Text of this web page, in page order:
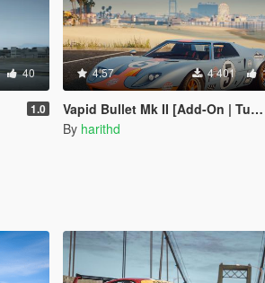
40
1.0
4.57 4 401
Vapid Bullet Mk II [Add-On | Tuning | Liveries]
By harithd